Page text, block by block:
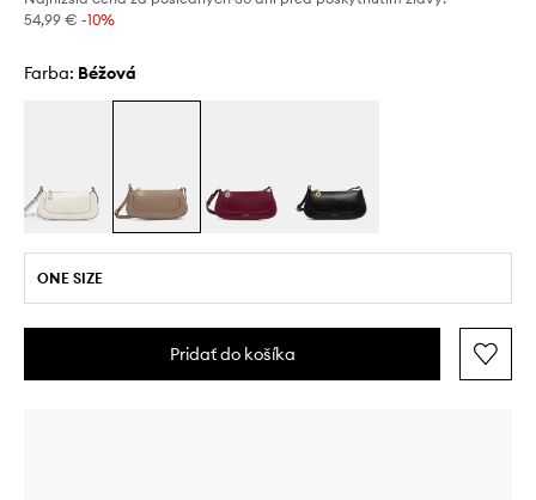
54,99 € -10%
Farba: béžová
ONE SIZE
Pridať do košíka